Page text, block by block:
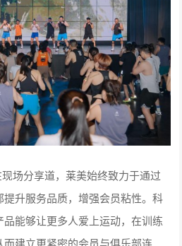
场分享道，莱美始终致力于通过
升服务品质，增强会员粘性。科
能够让更多人爱上运动，在训练